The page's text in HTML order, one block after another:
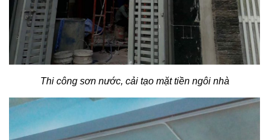
Thi công sơn nước, cải tạo mặt tiền ngôi nhà